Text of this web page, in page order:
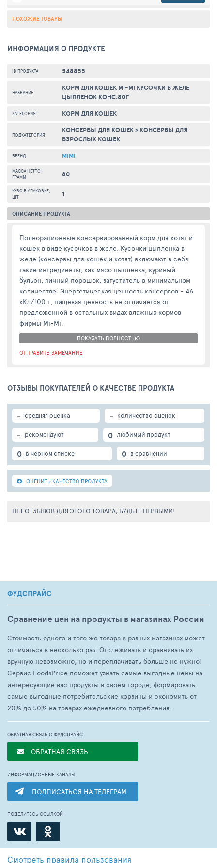
ПОХОЖИЕ ТОВАРЫ
ИНФОРМАЦИЯ О ПРОДУКТЕ
ID ПРОДУКТА 548855
НАЗВАНИЕ
КОРМ ДЛЯ КОШЕК MI-MI КУСОЧКИ В ЖЕЛЕ
ЦЫПЛЕНОК КОНС.80Г
КАТЕГОРИЯ КОРМ ДЛЯ КОШЕК
ПОДКАТЕГОРИЯ КОНСЕРВЫ ДЛЯ КОШЕК> КОНСЕРВЫ ДЛЯ
ВЗРОСЛЫХ КОШЕК
БРЕНД MIMI
МАССА НЕТТО,
ГРАММ
80
К-ВО В УПАКОВКЕ,
ШТ
1
ОПИСАНИЕ ПРОДУКТА
Полнорационные консервированный корм для котят и
кошек в виде кусочков в желе. Кусочки цыпленка в
желе (консервы для кошек и котят) включают в себя
такие ингредиенты, как мясо цыпленка, куриный
бульон, яичный порошок, загуститель в минимальном
количестве. Энергетическая ценность консервов - 46
кКл/100 г, пищевая ценность не отличается от
предложенной в остальных видах влажных кормов
фирмы Mi-Mi.
ПОКАЗАТЬ ПОЛНОСТЬЮ
ОТПРАВИТЬ ЗАМЕЧАНИЕ
ОТЗЫВЫ ПОКУПАТЕЛЕЙ О КАЧЕСТВЕ ПРОДУКТА
- средняя оценка - количество оценок
- рекомендуют 0 любимый продукт
0 в черном списке 0 в сравнении
ОЦЕНИТЬ КАЧЕСТВО ПРОДУКТА
НЕТ ОТЗЫВОВ ДЛЯ ЭТОГО ТОВАРА, БУДЬТЕ ПЕРВЫМИ!
ФУДСПРАЙС
Сравнение цен на продукты в магазинах России
Стоимость одного и того же товара в разных магазинах может
отличаться в несколько раз. Отслеживать и сравнивать их
вручную невозможно, но и переплачивать больше не нужно!
Сервис FoodsPrice поможет узнать самые выгодные цены на
интересующие вас продукты в своем городе, формировать
самые выгодные потребительские корзины и экономить от
20% до 50% на товарах ежедневного потребления.
ОБРАТНАЯ СВЯЗЬ С ФУДСПРАЙС
ОБРАТНАЯ СВЯЗЬ
ИНФОРМАЦИОННЫЕ КАНАЛЫ
ПОДПИСАТЬСЯ НА ТЕЛЕГРАМ
ПОДЕЛИТЕСЬ ССЫЛКОЙ
Смотреть правила пользования